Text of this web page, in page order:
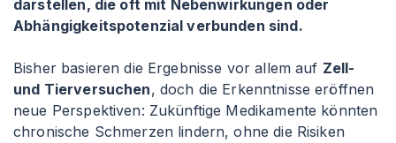
darstellen, die oft mit Nebenwirkungen oder
Abhängigkeitspotenzial verbunden sind.
Bisher basieren die Ergebnisse vor allem auf Zell-
und Tierversuchen, doch die Erkenntnisse eröffnen
neue Perspektiven: Zukünftige Medikamente könnten
chronische Schmerzen lindern, ohne die Risiken